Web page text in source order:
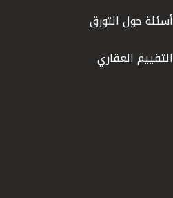
أسئلة حول التورق
التقييم العقاري